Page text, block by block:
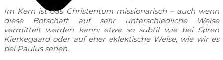
Im Kern ist das Christentum missionarisch – auch wenn
diese Botschaft auf sehr unterschiedliche Weise
vermittelt werden kann: etwa so subtil wie bei Søren
Kierkegaard oder auf eher eklektische Weise, wie wir es
bei Paulus sehen.